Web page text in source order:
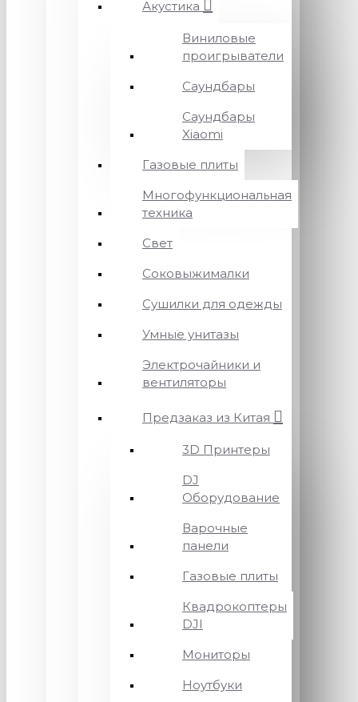
Акустика
Виниловые
проигрыватели
Саундбары
Саундбары
Xiaomi
Газовые плиты
Многофункциональная
техника
Свет
Соковыжималки
Сушилки для одежды
Умные унитазы
Электрочайники и
вентиляторы
Предзаказ из Китая
3D Принтеры
DJ
Оборудование
Варочные
панели
Газовые плиты
Квадрокоптеры
DJI
Мониторы
Ноутбуки